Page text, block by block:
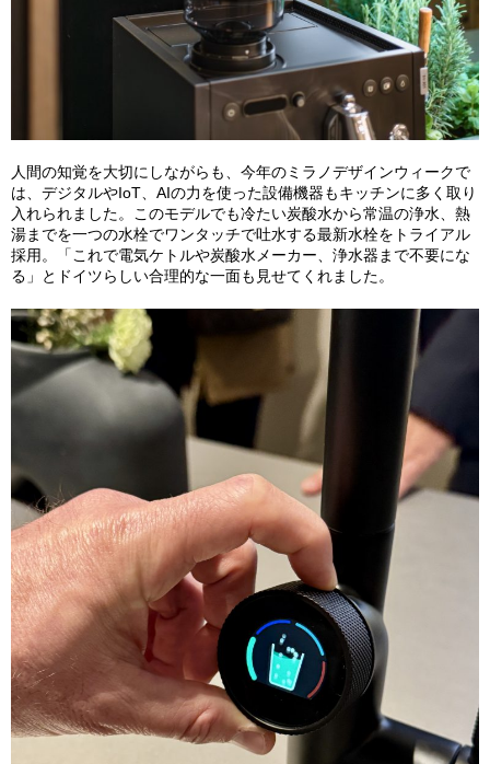
人間の知覚を大切にしながらも、今年のミラノデザインウィークで
は、デジタルやIoT、AIの力を使った設備機器もキッチンに多く取り
入れられました。このモデルでも冷たい炭酸水から常温の浄水、熱
湯までを一つの水栓でワンタッチで吐水する最新水栓をトライアル
採用。「これで電気ケトルや炭酸水メーカー、浄水器まで不要にな
る」とドイツらしい合理的な一面も見せてくれました。